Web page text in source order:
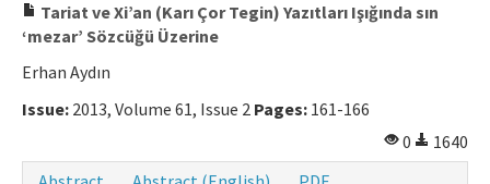
Tariat ve Xi’an (Karı Çor Tegin) Yazıtları Işığında sın
‘mezar’ Sözcüğü Üzerine
Erhan Aydın
Issue: 2013, Volume 61, Issue 2 Pages: 161-166
0
1640